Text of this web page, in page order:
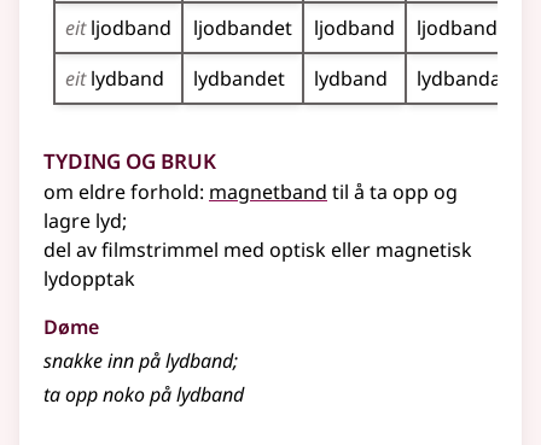
eitljodband ljodbandet ljodband
ljodbanda
eitlydband lydbandet lydband lydbanda
Tyding og bruk
om eldre forhold: magnetband til å ta opp og
lagre lyd;
del av filmstrimmel med optiskeller magnetisk
lydopptak
Døme
snakke inn pålydband;
ta opp noko pålydband